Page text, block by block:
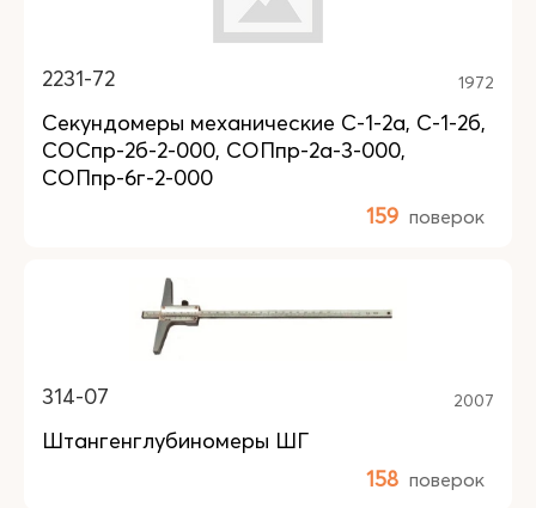
2231-72 1972
Секундомеры механические С-1-2а, С-1-2б,
СОСпр-2б-2-000, СОПпр-2а-3-000,
СОПпр-6г-2-000
159 поверок
314-07 2007
Штангенглубиномеры ШГ
158 поверок